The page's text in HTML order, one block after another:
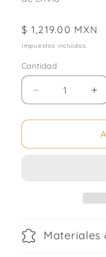
Precio
habitual
$ 1,219.00 MXN
Impuestos incluidos.
Cantidad
Cantidad
Reducir
cantidad
para
Aretes
Materiales